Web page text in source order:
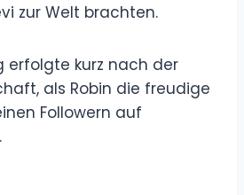
zur Welt brachten.
erfolgte kurz nach der
als Robin die freudige
Followern auf